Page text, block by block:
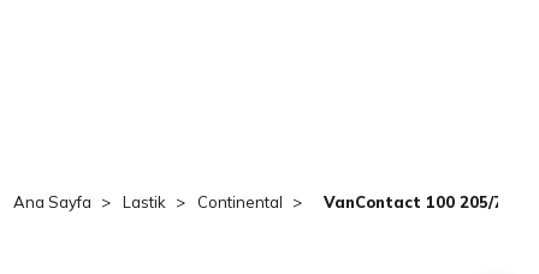
Ana Sayfa Lastik Continental VanContact 100 205/75